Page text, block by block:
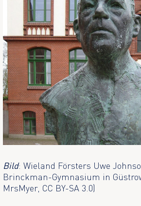
Bild: Wieland Försters Uwe
Brinckman-Gymnasium in
MrsMyer, CC BY-SA 3.0)